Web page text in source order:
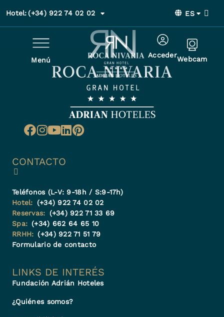
Hotel: (+34) 922 74 02 02 ES
Menú
AccederWebcam
CONTACTO
Teléfonos (L-V: 9-18h / S:9-17h)
Hotel: (+34) 922 74 02 02
Reservas: (+34) 922 71 33 69
Spa: (+34) 662 64 65 10
RRHH: (+34) 922 71 51 79
Formulario de contacto
LINKS DE INTERÉS
Fundación Adrián Hoteles
¿Quiénes somos?